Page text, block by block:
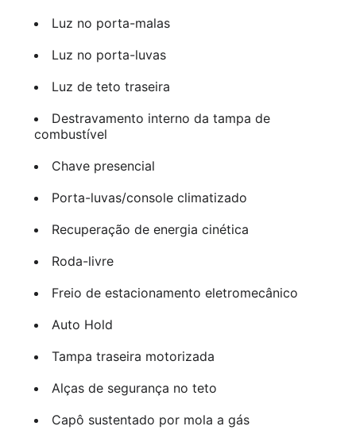
Luz no porta-malas
Luz no porta-luvas
Luz de teto traseira
Destravamento interno da tampa de
combustível
Chave presencial
Porta-luvas/console climatizado
Recuperação de energia cinética
Roda-livre
Freio de estacionamento eletromecânico
Auto Hold
Tampa traseira motorizada
Alças de segurança no teto
Capô sustentado por mola a gás